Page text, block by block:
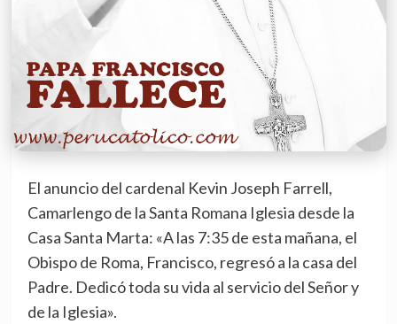
El anuncio del cardenal Kevin Joseph Farrell,
Camarlengo de la Santa Romana Iglesia desde la
Casa Santa Marta: «A las 7:35 de esta mañana, el
Obispo de Roma, Francisco, regresó a la casa del
Padre. Dedicó toda su vida al servicio del Señor y
de la Iglesia».